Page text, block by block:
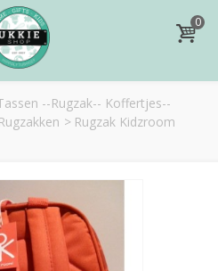
0
--Rugzak-- Koffertjes--
Rugzakken > Rugzak Kidzroom